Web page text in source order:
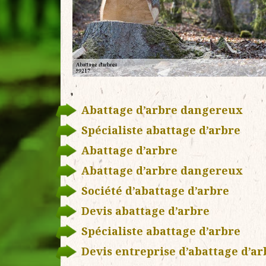
Abattage d’arbre dangereux
Spécialiste abattage d’arbre
Abattage d’arbre
Abattage d’arbre dangereux
Société d’abattage d’arbre
Devis abattage d’arbre
Spécialiste abattage d’arbre
Devis entreprise d’abattage